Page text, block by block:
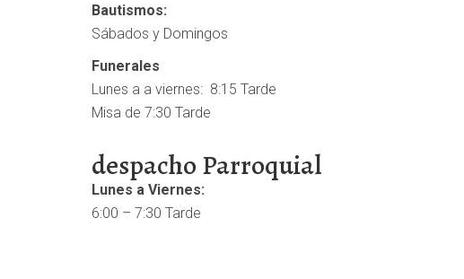
Bautismos:
Sábados y Domingos
Funerales
Lunes a a viernes: 8:15 Tarde
Misa de 7:30 Tarde
despacho Parroquial
Lunes a Viernes:
6:00 – 7:30 Tarde